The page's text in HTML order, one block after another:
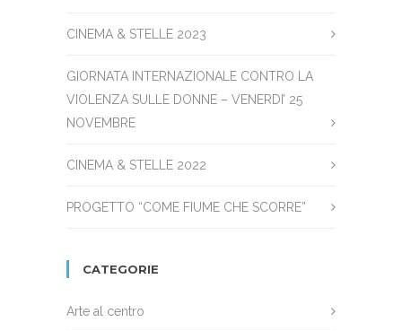
CINEMA & STELLE 2023
GIORNATA INTERNAZIONALE CONTRO LA
VIOLENZA SULLE DONNE – VENERDI’ 25
NOVEMBRE
CINEMA & STELLE 2022
PROGETTO “COME FIUME CHE SCORRE”
CATEGORIE
Arte al centro